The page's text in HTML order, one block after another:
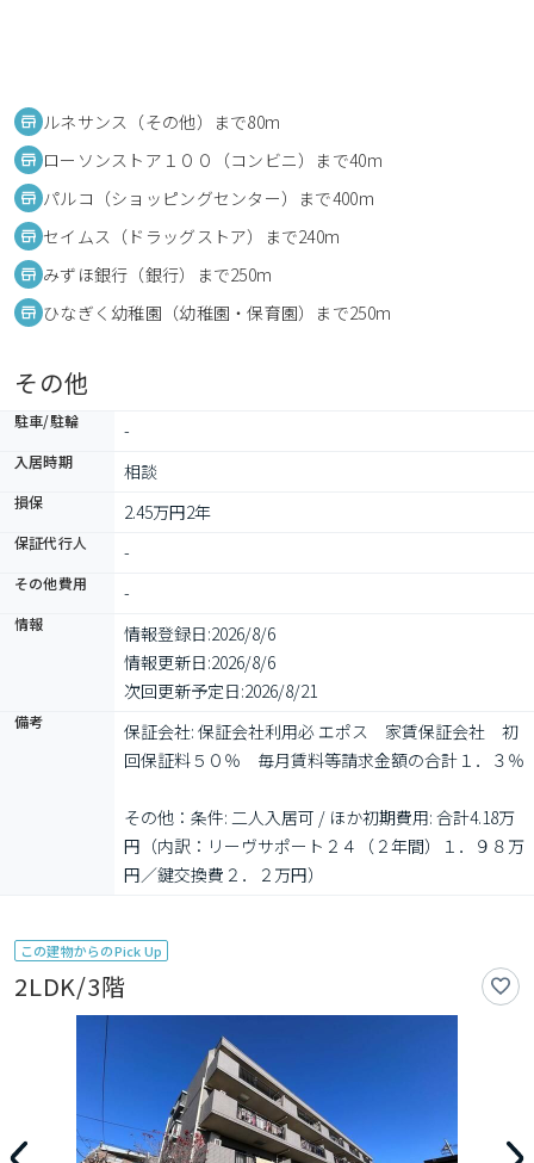
ルネサンス（その他）まで80m
ローソンストア１００（コンビニ）まで40m
パルコ（ショッピングセンター）まで400m
セイムス（ドラッグストア）まで240m
みずほ銀行（銀行）まで250m
ひなぎく幼稚園（幼稚園・保育園）まで250m
その他
駐車/駐輪 -
入居時期 相談
損保 2.45万円2年
保証代行人 -
その他費用 -
情報 情報登録日:2026/8/6
情報更新日:2026/8/6
次回更新予定日:2026/8/21
備考
保証会社: 保証会社利用必 エポス　家賃保証会社　初
回保証料５０％　毎月賃料等請求金額の合計１．３％
その他：条件: 二人入居可 / ほか初期費用: 合計4.18万
円（内訳：リーヴサポート２４（２年間）１．９８万
円／鍵交換費２．２万円）
この建物からのPick Up
2LDK/3階